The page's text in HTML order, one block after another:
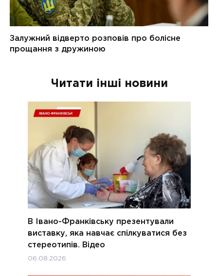
Читати інші новини
В Івано-Франківську презентували
виставку, яка навчає спілкуватися без
стереотипів. Відео
06.08.2026